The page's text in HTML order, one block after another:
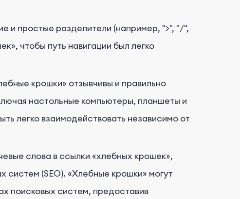
и простые разделители (например, ">", "/",
чтобы путь навигации был легко
крошки» отзывчивы и правильно
настольные компьютеры, планшеты и
легко взаимодействовать независимо от
слова в ссылки «хлебных крошек»,
систем (SEO). «Хлебные крошки» могут
поисковых систем, предоставив